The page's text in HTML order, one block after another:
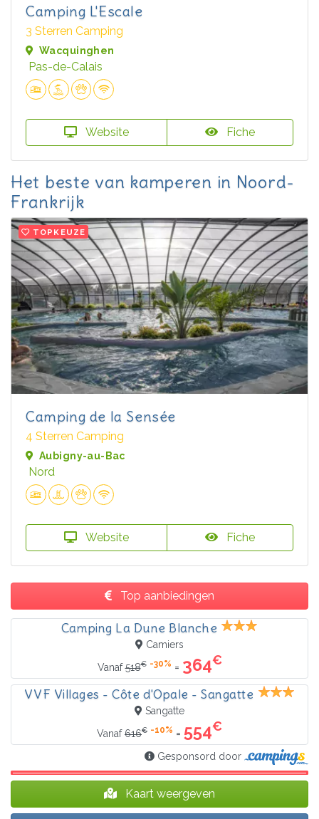
Camping L'Escale
3 Sterren Camping
Wacquinghen
Pas-de-Calais
Website Fiche
Het beste van kamperen in Noord-
Frankrijk
TOPKEUZE
Camping de la Sensée
4 Sterren Camping
Aubigny-au-Bac
Nord
Website Fiche
Top aanbiedingen
Camping La Dune Blanche
Camiers
Vanaf518€ -30% = 364€
VVF Villages - Côte d'Opale - Sangatte
Sangatte
Vanaf616€ -10% = 554€
Gesponsord door
Kaart weergeven